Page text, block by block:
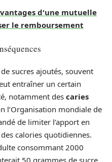
d'une mutuelle
le remboursement
sucres ajoutés, souvent
entraîner un certain
notamment des caries
l’Organisation mondiale de
de limiter l’apport en
calories quotidiennes.
consommant 2000
50 grammes de sucre.